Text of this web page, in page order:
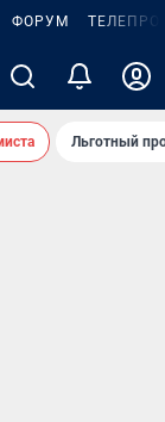
ФОРУМ
Льготный